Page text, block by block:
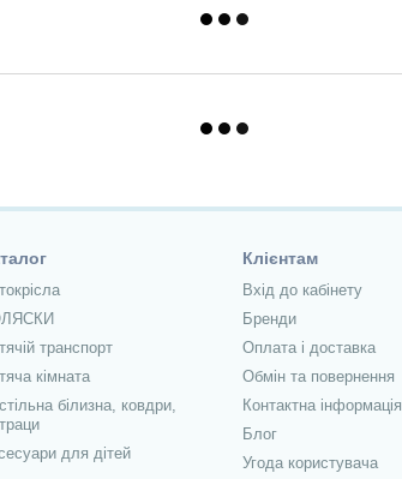
транспорт
кімната
білизна, ковдри,
для дітей
Клієнтам
Вхід до кабінету
Бренди
Оплата і доставка
Обмін та повернення
Контактна інформація
Блог
Угода користувача